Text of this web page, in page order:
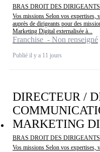
BRAS DROIT DES
Vos missions Selon vos expertises,
auprès de dirigeants pour des
Marketing Digital externalisée à...
Franchise - Non renseigné
Publié il y a 11 jours
DIRECTEUR /
MARKETING
BRAS DROIT DES
Vos missions Selon vos expertises,